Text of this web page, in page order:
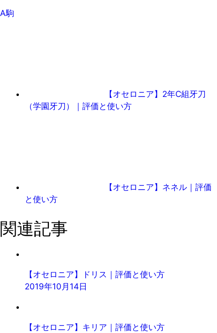
A駒
【オセロニア】2年C組牙刀
（学園牙刀）｜評価と使い方
【オセロニア】ネネル｜評価
と使い方
関連記事
【オセロニア】ドリス｜評価と使い方
2019年10月14日
【オセロニア】キリア｜評価と使い方